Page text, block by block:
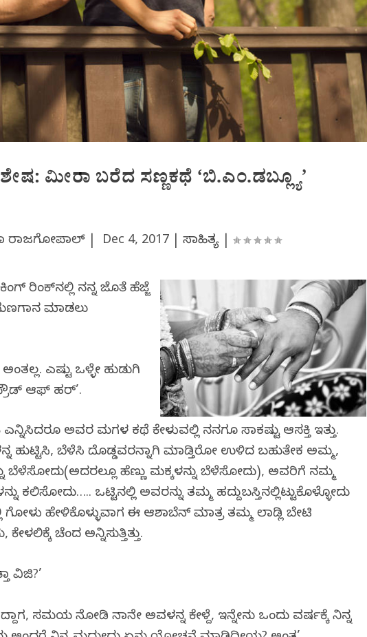
ಮೀರಾ ಬರೆದ ಸಣ್ಣಕಥೆ ‘ಬಿ.ಎಂ.ಡಬ್ಲ್ಯೂ’
ರಾಜಗೋಪಾಲ್ | Dec 4, 2017| ಸಾಹಿತ್ಯ|
ರಿಂಕ್‍ನಲ್ಲಿ ನನ್ನ ಜೊತೆ ಹೆಜ್ಜೆ
ಮಾಡಲು
ಎಷ್ಟು ಒಳ್ಳೇ ಹುಡುಗಿ
ಆಫ್ ಹರ್’.
ಅವರ ಮಗಳ ಕಥೆ ಕೇಳುವಲ್ಲಿ ನನಗೂ ಸಾಕಷ್ಟು ಆಸಕ್ತಿ ಇತ್ತು.
ಹುಟ್ಟಿಸಿ, ಬೆಳೆಸಿ ದೊಡ್ಡವರನ್ನಾಗಿ ಮಾಡ್ತಿರೋ ಉಳಿದ ಬಹುತೇಕ ಅಮ್ಮ,
ಬೆಳೆಸೋದು(ಅದರಲ್ಲೂ ಹೆಣ್ಣು ಮಕ್ಕಳನ್ನು ಬೆಳೆಸೋದು), ಅವರಿಗೆ ನಮ್ಮ
ಕಲಿಸೋದು….. ಒಟ್ಟಿನಲ್ಲಿ ಅವರನ್ನು ತಮ್ಮ ಹದ್ದುಬಸ್ತಿನಲ್ಲಿಟ್ಟುಕೊಳ್ಳೋದು
ಗೋಳು ಹೇಳಿಕೊಳ್ಳುವಾಗ ಈ ಆಶಾಬೆನ್ ಮಾತ್ರ ತಮ್ಮ ಲಾಡ್ಲಿ ಬೇಟಿ
ಚೆಂದ ಅನ್ನಿಸುತ್ತಿತ್ತು.
ವಿಜಿ?’
ಸಮಯ ನೋಡಿ ನಾನೇ ಅವಳನ್ನ ಕೇಳ್ದೆ, ಇನ್ನೇನು ಒಂದು ವರ್ಷಕ್ಕೆ ನಿನ್ನ